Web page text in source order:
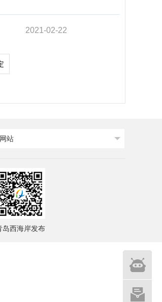
2021-02-22
站
岛西海岸发布
智能
问答
网站建设
意见征集